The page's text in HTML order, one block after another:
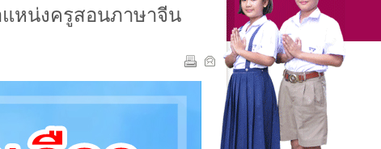
แหน่งครูสอนภาษาจีน